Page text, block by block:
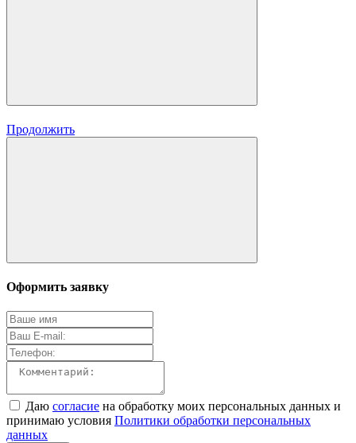
Продолжить
Оформить заявку
Даю согласие на обработку моих персональных данных и
принимаю условия Политики обработки персональных
данных